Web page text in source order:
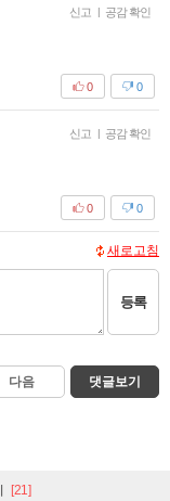
신고 | 공감 확인
0
0
신고 | 공감 확인
0
0
새로고침
등록
다음 댓글보기
[21]